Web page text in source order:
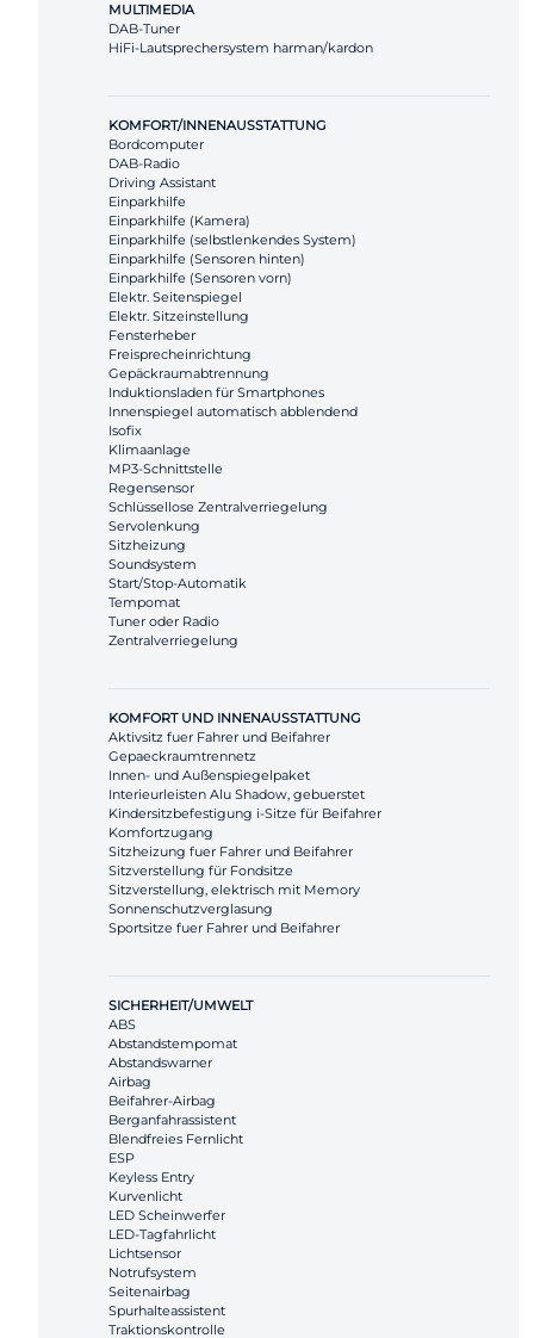
MULTIMEDIA
DAB-Tuner
HiFi-Lautsprechersystem harman/kardon
KOMFORT/INNENAUSSTATTUNG
Bordcomputer
DAB-Radio
Driving Assistant
Einparkhilfe
Einparkhilfe (Kamera)
Einparkhilfe (selbstlenkendes System)
Einparkhilfe (Sensoren hinten)
Einparkhilfe (Sensoren vorn)
Elektr. Seitenspiegel
Elektr. Sitzeinstellung
Fensterheber
Freisprecheinrichtung
Gepäckraumabtrennung
Induktionsladen für Smartphones
Innenspiegel automatisch abblendend
Isofix
Klimaanlage
MP3-Schnittstelle
Regensensor
Schlüssellose Zentralverriegelung
Servolenkung
Sitzheizung
Soundsystem
Start/Stop-Automatik
Tempomat
Tuner oder Radio
Zentralverriegelung
KOMFORT UND INNENAUSSTATTUNG
Aktivsitz fuer Fahrer und Beifahrer
Gepaeckraumtrennetz
Innen- und Außenspiegelpaket
Interieurleisten Alu Shadow, gebuerstet
Kindersitzbefestigung i-Sitze für Beifahrer
Komfortzugang
Sitzheizung fuer Fahrer und Beifahrer
Sitzverstellung für Fondsitze
Sitzverstellung, elektrisch mit Memory
Sonnenschutzverglasung
Sportsitze fuer Fahrer und Beifahrer
SICHERHEIT/UMWELT
ABS
Abstandstempomat
Abstandswarner
Airbag
Beifahrer-Airbag
Berganfahrassistent
Blendfreies Fernlicht
ESP
Keyless Entry
Kurvenlicht
LED Scheinwerfer
LED-Tagfahrlicht
Lichtsensor
Notrufsystem
Seitenairbag
Spurhalteassistent
Traktionskontrolle